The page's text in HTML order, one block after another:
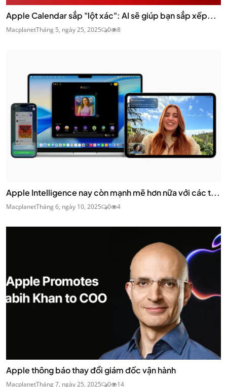
Apple Calendar sắp "lột xác": AI sẽ giúp bạn sắp xếp...
MacplanetTháng 5, ngày 25, 2025 0 8
Apple Intelligence nay còn mạnh mẽ hơn nữa với các t...
MacplanetTháng 6, ngày 10, 2025 0 4
Apple thông báo thay đổi giám đốc vận hành
MacplanetTháng 7, ngày 25, 2025 0 14